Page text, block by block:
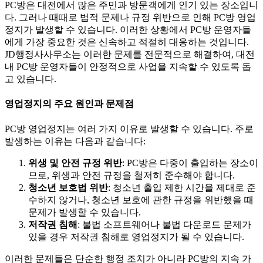
PC방은 대전에서 많은 주민과 방문객에게 인기 있는 장소입니
다. 그러나 때때로 법적 문제나 규정 위반으로 인해 PC방 영업
정지가 발생할 수 있습니다. 이러한 상황에서 PC방 운영자들
에게 가장 중요한 것은 신속하고 적절히 대응하는 것입니다.
JD행정사사무소는 이러한 문제를 전문적으로 해결하여, 대전
내 PC방 운영자들이 안정적으로 사업을 지속할 수 있도록 돕
고 있습니다.
영업정지의 주요 원인과 문제점
PC방 영업정지는 여러 가지 이유로 발생할 수 있습니다. 주로
발생하는 이유는 다음과 같습니다:
위생 및 안전 규정 위반: PC방은 다중이 출입하는 장소이
므로, 위생과 안전 규정을 철저히 준수해야 합니다.
청소년 보호법 위반: 청소년 출입 제한 시간을 제대로 준
수하지 않거나, 청소년 보호에 관한 규정을 위반했을 때
문제가 발생할 수 있습니다.
저작권 침해 : 불법 소프트웨어나 불법 다운로드 문제가
있을 경우 저작권 침해로 영업정지가 될 수 있습니다.
이러한 문제들은 단순한 행정 조치가 아니라 PC방의 지속 가